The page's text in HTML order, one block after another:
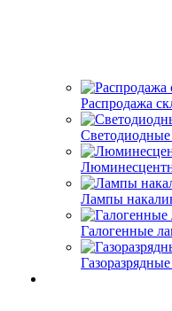
Распродажа
Лампы
Галогенные